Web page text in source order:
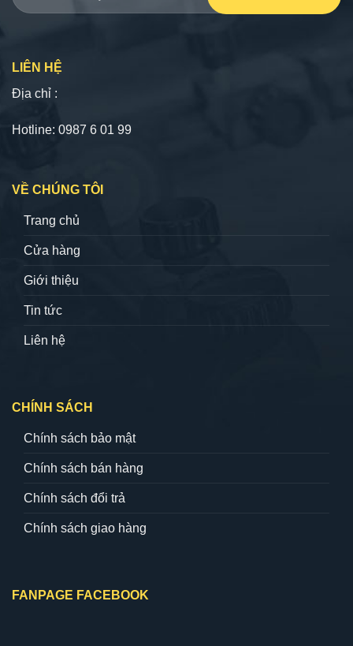
LIÊN HỆ
Địa chỉ :
Hotline: 0987 6 01 99
VỀ CHÚNG TÔI
Trang chủ
Cửa hàng
Giới thiệu
Tin tức
Liên hệ
CHÍNH SÁCH
Chính sách bảo mật
Chính sách bán hàng
Chính sách đổi trả
Chính sách giao hàng
FANPAGE FACEBOOK